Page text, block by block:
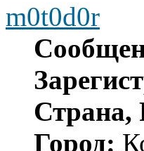
m0t0d0r
Страна,
Город: